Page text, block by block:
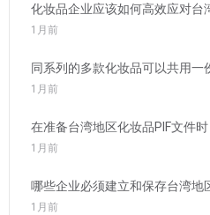
化妆品企业应该如何高效应对台
1月前
同系列的多款化妆品可以共用一
1月前
在准备台湾地区化妆品PIF文件
1月前
哪些企业必须建立和保存台湾地
1月前